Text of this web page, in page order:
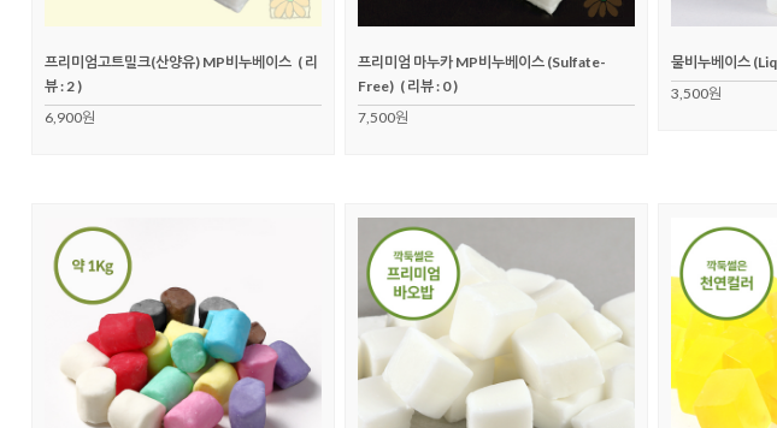
프리미엄고트밀크(산양유) MP비누베이스 ( 리
뷰 : 2 )
6,900원
프리미엄 마누카 MP비누베이스 (Sulfate-
Free) ( 리뷰 : 0 )
7,500원
물비누베이스
3,500원